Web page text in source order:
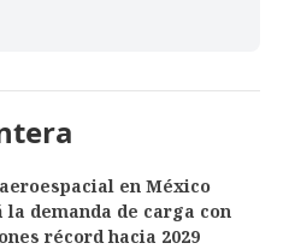
en México
demanda de carga con
récord hacia 2029